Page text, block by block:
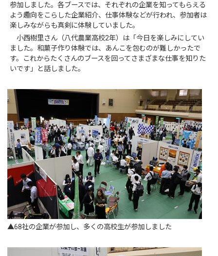
参加しました。各ブースでは、それぞれの企業を知ってもらえる
よう趣向をこらした企業紹介、仕事体験などが行われ、参加者は
楽しみながらも真剣に体験していました。
小西樹里さん（八代農業高校2年）は「今日を楽しみにしてい
ました。和菓子作り体験では、あんこを包むのが難しかったで
す。これからたくさんのブースを回ってさまざまな仕事を知りた
いです」と話しました。
▲68社の企業が参加し、多くの高校生が参加しました